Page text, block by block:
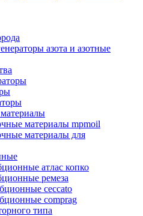
азота и азотные
материалы mpmoil
материалы для
атлас копко
ремеза
ceccato
comprag
типа